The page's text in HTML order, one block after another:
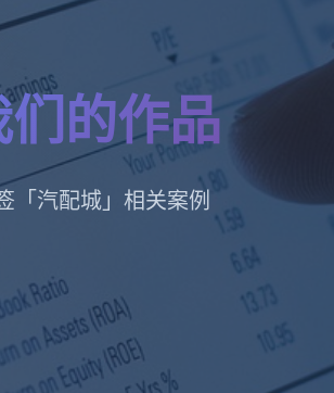
的作品
「汽配城」相关案例